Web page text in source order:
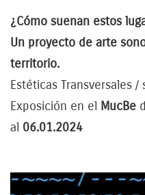
¿Cómo suenan estos
Un proyecto de arte
territorio.
Estéticas Transversales
Exposición en el MucBe
al 06.01.2024